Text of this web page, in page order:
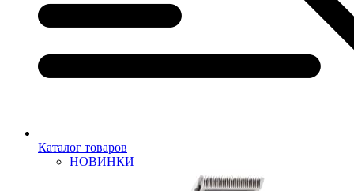
Каталог товаров
НОВИНКИ